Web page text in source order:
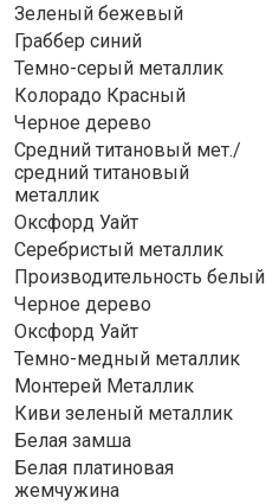
Зеленый бежевый
Граббер синий
Темно-серый металлик
Колорадо Красный
Черное дерево
Средний титановый мет./
средний титановый
металлик
Оксфорд Уайт
Серебристый металлик
Производительность белый
Черное дерево
Оксфорд Уайт
Темно-медный металлик
Монтерей Металлик
Киви зеленый металлик
Белая замша
Белая платиновая
жемчужина